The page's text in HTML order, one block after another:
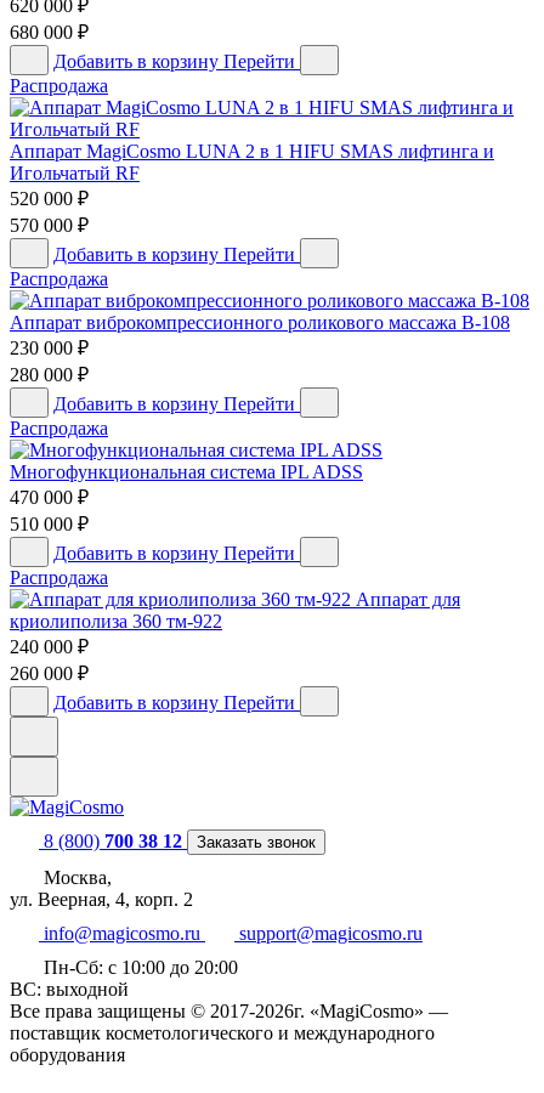
620 000 ₽
680 000 ₽
Добавить в корзину Перейти
Распродажа
Аппарат MagiCosmo LUNA 2 в 1 HIFU SMAS лифтинга и
Игольчатый RF
520 000 ₽
570 000 ₽
Добавить в корзину Перейти
Распродажа
Аппарат виброкомпрессионного роликового массажа B-108
230 000 ₽
280 000 ₽
Добавить в корзину Перейти
Распродажа
Многофункциональная система IPL ADSS
470 000 ₽
510 000 ₽
Добавить в корзину Перейти
Распродажа
Аппарат для
криолиполиза 360 тм-922
240 000 ₽
260 000 ₽
Добавить в корзину Перейти
8 (800) 700 38 12 Заказать звонок
Москва,
ул. Веерная, 4, корп. 2
info@magicosmo.ru
support@magicosmo.ru
Пн-Сб: с 10:00 до 20:00
ВС: выходной
Все права защищены © 2017-2026г. «MagiCosmo» —
поставщик косметологического и международного
оборудования